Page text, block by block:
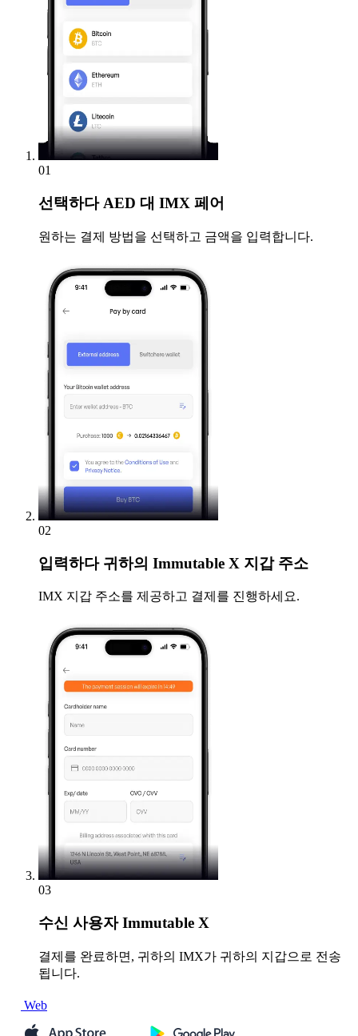
01
선택하다AED 대 IMX 페어
원하는 결제 방법을 선택하고 금액을 입력합니다.
02
입력하다귀하의 Immutable X 지갑 주소
IMX 지갑 주소를 제공하고 결제를 진행하세요.
03
수신 사용자 Immutable X
결제를 완료하면, 귀하의 IMX가 귀하의 지갑으로 전송
됩니다.
Web